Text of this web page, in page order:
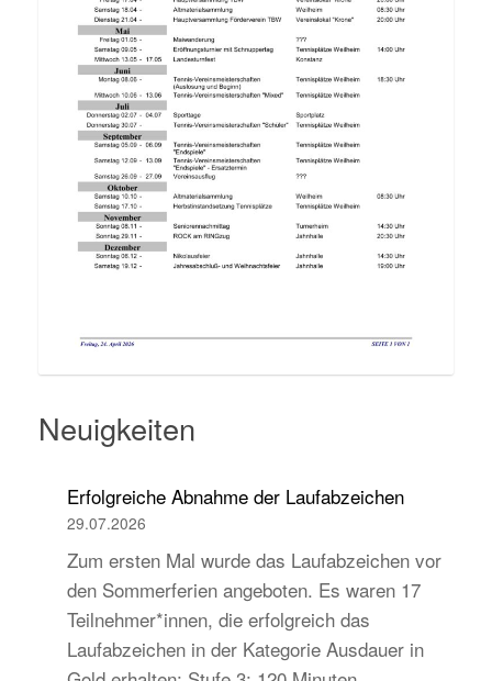
Neuigkeiten
Erfolgreiche Abnahme der Laufabzeichen
29.07.2026
Zum ersten Mal wurde das Laufabzeichen vor
den Sommerferien angeboten. Es waren 17
Teilnehmer*innen, die erfolgreich das
Laufabzeichen in der Kategorie Ausdauer in